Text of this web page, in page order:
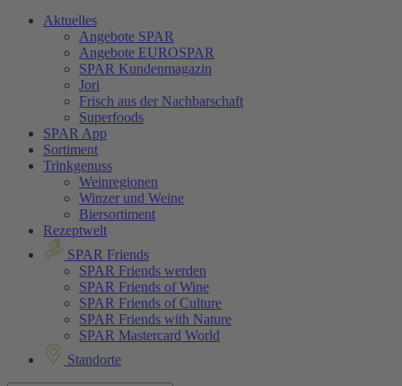
Aktuelles
Angebote SPAR
Angebote EUROSPAR
SPAR Kundenmagazin
Jori
Frisch aus der Nachbarschaft
Superfoods
SPAR App
Sortiment
Trinkgenuss
Weinregionen
Winzer und Weine
Biersortiment
Rezeptwelt
SPAR Friends
SPAR Friends werden
SPAR Friends of Wine
SPAR Friends of Culture
SPAR Friends with Nature
SPAR Mastercard World
Standorte